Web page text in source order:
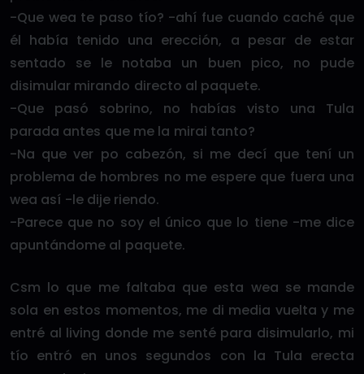
-Que wea te paso tío? -ahí fue cuando caché que
él había tenido una erección, a pesar de estar
sentado se le notaba un buen pico, no pude
disimular mirando directo al paquete.
-Que pasó sobrino, no habías visto una Tula
parada antes que me la mirai tanto?
-Na que ver po cabezón, si me decí que tení un
problema de hombres no me espere que fuera una
wea así -le dije riendo.
-Parece que no soy el único que lo tiene -me dice
apuntándome al paquete.
Csm lo que me faltaba que esta wea se mande
sola en estos momentos, me di media vuelta y me
entré al living donde me senté para disimularlo, mi
tío entró en unos segundos con la Tula erecta